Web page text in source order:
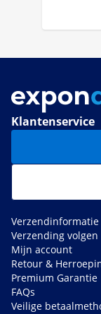
Klantenservice
Verzendinformatie
Verzending volgen
Mijn account
Retour &
Premium Garantie
FAQs
Veilige